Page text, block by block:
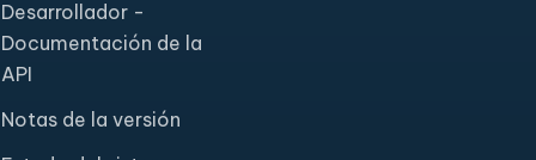
Desarrollador -
Documentación de la
API
Notas de la versión